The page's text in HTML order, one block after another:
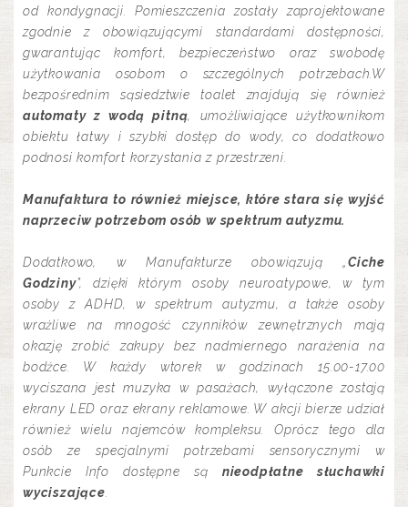
od kondygnacji. Pomieszczenia zostały zaprojektowane
zgodnie z obowiązującymi standardami dostępności,
gwarantując komfort, bezpieczeństwo oraz swobodę
użytkowania osobom o szczególnych potrzebach.W
bezpośrednim sąsiedztwie toalet znajdują się również
automaty z wodą pitną, umożliwiające użytkownikom
obiektu łatwy i szybki dostęp do wody, co dodatkowo
podnosi komfort korzystania z przestrzeni.
Manufaktura to również miejsce, które stara się wyjść
naprzeciw potrzebom osób w spektrum autyzmu.
Dodatkowo, w Manufakturze obowiązują „Ciche
Godziny”, dzięki którym osoby neuroatypowe, w tym
osoby z ADHD, w spektrum autyzmu, a także osoby
wrażliwe na mnogość czynników zewnętrznych mają
okazję zrobić zakupy bez nadmiernego narażenia na
bodźce. W każdy wtorek w godzinach 15.00-17.00
wyciszana jest muzyka w pasażach, wyłączone zostają
ekrany LED oraz ekrany reklamowe. W akcji bierze udział
również wielu najemców kompleksu. Oprócz tego dla
osób ze specjalnymi potrzebami sensorycznymi w
Punkcie Info dostępne są nieodpłatne słuchawki
wyciszające.